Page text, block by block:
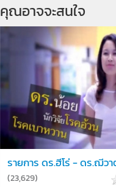
คุณอาจจะสนใจ
รายการ ดร.ฮีโร่ - ดร.ฌีว
(23,629)